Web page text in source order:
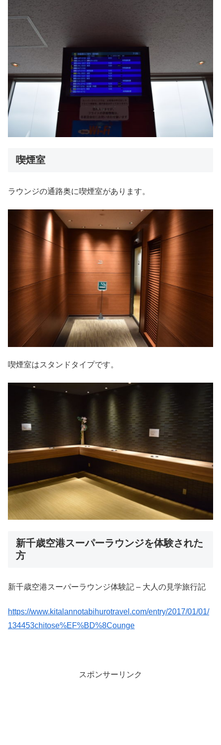
喫煙室
ラウンジの通路奥に喫煙室があります。
喫煙室はスタンドタイプです。
新千歳空港スーパーラウンジを体験された
方
新千歳空港スーパーラウンジ体験記 – 大人の見学旅行記
https://www.kitalannotabihurotravel.com/entry/2017/01/01/
134453chitose%EF%BD%8Counge
スポンサーリンク